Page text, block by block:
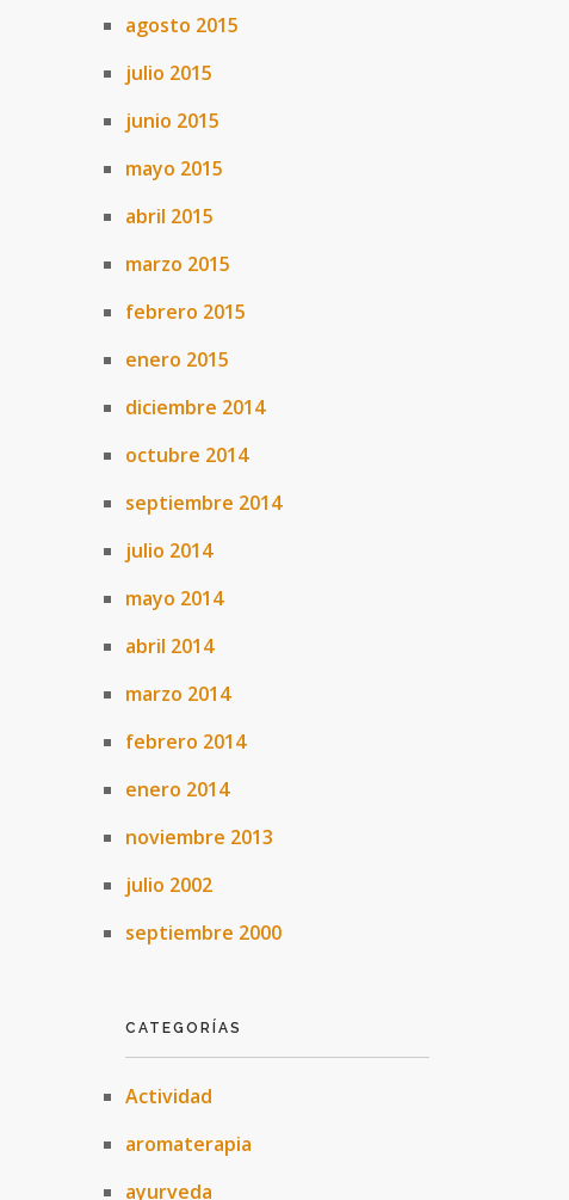
agosto 2015
julio 2015
junio 2015
mayo 2015
abril 2015
marzo 2015
febrero 2015
enero 2015
diciembre 2014
octubre 2014
septiembre 2014
julio 2014
mayo 2014
abril 2014
marzo 2014
febrero 2014
enero 2014
noviembre 2013
julio 2002
septiembre 2000
CATEGORÍAS
Actividad
aromaterapia
ayurveda